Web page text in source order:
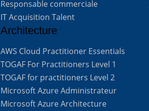
Responsable commerciale
IT Acquisition Talent
Architecture
AWS Cloud Practitioner Essentials
TOGAF For Practitioners Level 1
TOGAF for practitioners Level 2
Microsoft Azure Administrateur
Microsoft Azure Architecture